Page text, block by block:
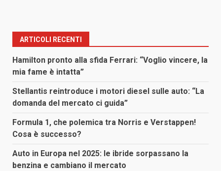
ARTICOLI RECENTI
Hamilton pronto alla sfida Ferrari: “Voglio vincere, la
mia fame è intatta”
Stellantis reintroduce i motori diesel sulle auto: “La
domanda del mercato ci guida”
Formula 1, che polemica tra Norris e Verstappen!
Cosa è successo?
Auto in Europa nel 2025: le ibride sorpassano la
benzina e cambiano il mercato